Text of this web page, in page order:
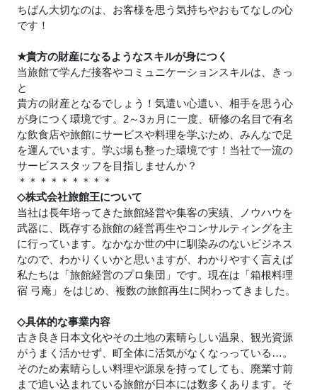
ちばん大切なのは、お客様を思う気持ちやおもてなしの心
です！
★貴方の財産になるようなスキルが身につく
当旅館で学んだ接客やコミュニケーションスキルは、きっ
と
貴方の財産となるでしょう！気遣い心遣い、相手を思う心
が身につく環境です。2～3ヵ月に一度、研修の名目で有名
な飲食店や旅館にサービスや料理を学ぶため、みんなで足
を運んでいます。学ぶ場も整った環境です！当社で一流の
サービススタッフを目指しませんか？
＊＊＊＊＊＊＊＊＊
◇株式会社旅館王について
当社は長年培ってきた旅館経営や集客の実績、ノウハウを
武器に、既存する旅館の経営再生やコンサルティングを主
に行っています。なかなか世の中に馴染みのないビジネス
なので、わかりくいかと思いますが、わかりやすく言えば
私たちは「旅館経営のプロ集団」です。現在は「箱根料理
宿 弓庵」をはじめ、複数の旅館再生に関わってきました。
◇具体的な事業内容
古き良き日本文化やその土地の素晴らしい温泉、観光資源
がうまく活かせず、町全体に活気がなくなっっている…。
そのため素晴らしい料理や源泉を持ってしても、廃業寸前
まで追い込まれている旅館が日本には数多くあります。そ